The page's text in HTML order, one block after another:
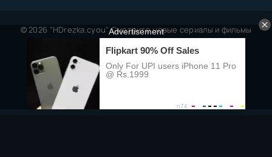
© 2026 "HDrezka.cyou" Смотрите новые сериалы и фильмы
Все права защищены, берегитесь пиратов.
Правообладателям